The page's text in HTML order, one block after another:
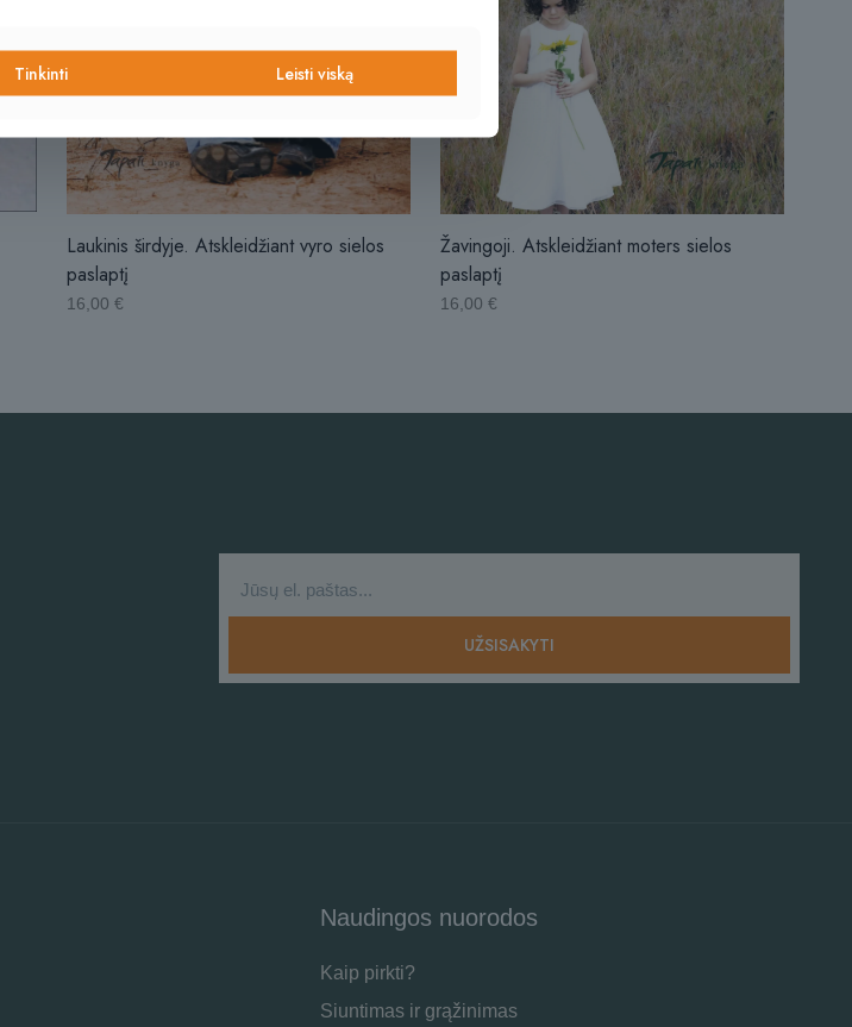
Laukinis širdyje. Atskleidžiant vyro sielos
paslaptį
16,00€
Žavingoji. Atskleidžiant moters sielos
paslaptį
16,00€
Naudingos nuorodos
Kaip pirkti?
Siuntimas ir grąžinimas
Tinkinti Leisti viską